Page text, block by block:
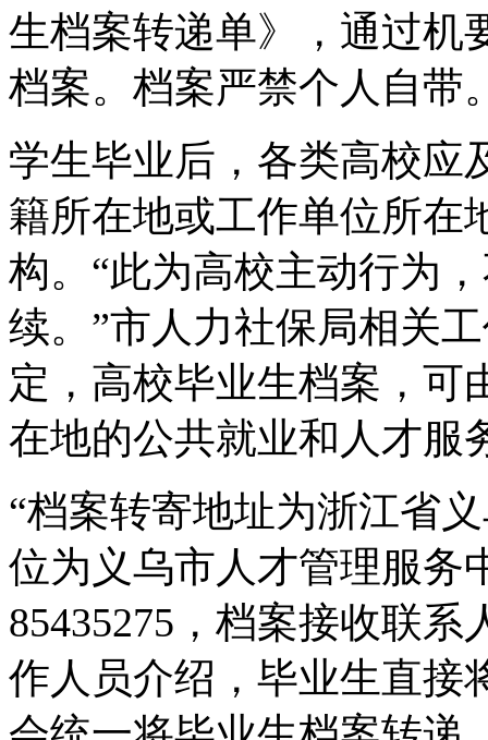
生档案转递单》，通过机
档案。档案严禁个人自带
学生毕业后，各类高校应
籍所在地或工作单位所在
构。“此为高校主动行为
续。”市人力社保局相关
定，高校毕业生档案，可
在地的公共就业和人才服
“档案转寄地址为浙江省
位为义乌市人才管理服务
85435275，档案接收联系
作人员介绍，毕业生直接